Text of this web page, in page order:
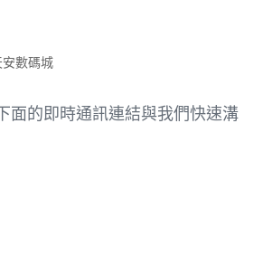
數碼城
面的即時通訊連結與我們快速溝